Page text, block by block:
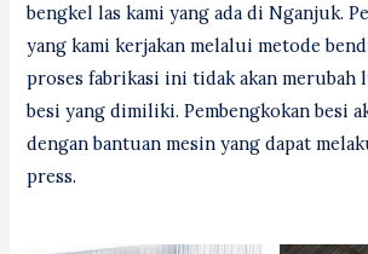
bengkel las kami yang ada di Nganjuk.
yang kami kerjakan melalui metode
proses fabrikasi ini tidak akan merubah
besi yang dimiliki. Pembengkokan besi
dengan bantuan mesin yang dapat
press.